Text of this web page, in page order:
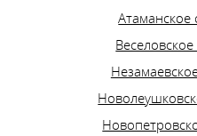
Атаманское